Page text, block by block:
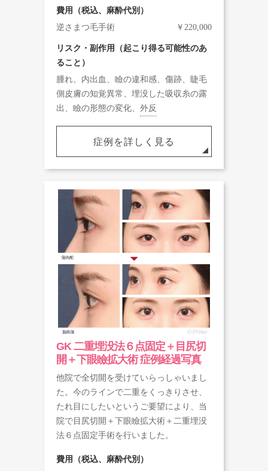
費用（税込、麻酔代別）
逆さまつ毛手術 ￥220,000
リスク・副作用（起こり得る可能性のあ
ること）
腫れ、内出血、瞼の違和感、傷跡、睫毛
側皮膚の知覚異常、埋没した吸収糸の露
出、瞼の形態の変化、 外反
症例を詳しく見る
GK 二重埋没法６点固定＋目尻切
開＋下眼瞼拡大術 症例経過写真
他院で全切開を受けていらっしゃいまし
た。今のラインで二重をくっきりさせ、
たれ目にしたいというご要望により、当
院で目尻切開＋下眼瞼拡大術＋二重埋没
法６点固定手術を行いました。
費用（税込、麻酔代別）